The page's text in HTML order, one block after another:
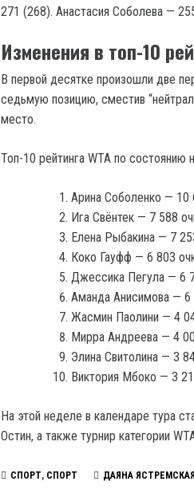
271 (268). Анастасия Соболева —
Изменения в топ-10
В первой десятке произошли две
седьмую позицию, сместив
место.
Топ-10 рейтинга WTA по состоянию
Арина Соболенко — 10
Ига Свёнтек — 7 588
Елена Рыбакина — 7
Коко Гауфф — 6 803
Джессика Пегула — 6
Аманда Анисимова — 6
Жасмин Паолини — 4
Мирра Андреева — 4
Элина Свитолина — 3
Виктория Мбоко — 3
На этой неделе в календаре тура
Остин, а также турнир категории
СПОРТ, СПОРТ ДАЯНА ЯСТРЕМСКАЯ